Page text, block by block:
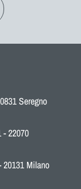
Seregno
- 22070
20131 Milano